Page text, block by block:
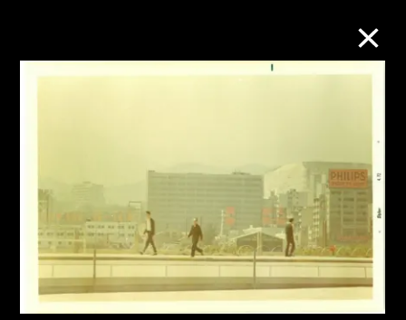
M+藏品
搜索
关于M+藏品